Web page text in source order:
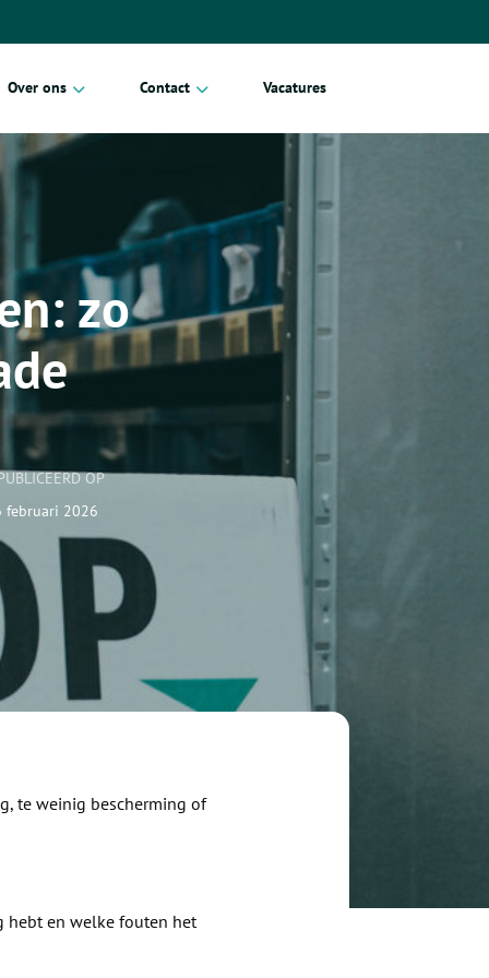
Over ons
Blog
Referenties
Duurzaam verhuizen
Contact
Zakelijk
Vacatures
zo
OP
februari 2026
te weinig bescherming of
hebt en welke fouten het